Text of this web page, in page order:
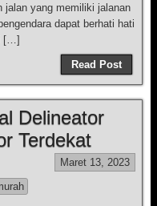
jalan yang memiliki jalanan
dapat berhati hati
[…]
Read Post
Delineator
Terdekat
Maret 13, 2023